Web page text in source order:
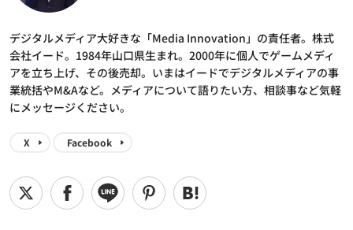
デジタルメディア大好きな「Media Innovation」の責任者。株式
会社イード。1984年山口県生まれ。2000年に個人でゲームメディ
アを立ち上げ、その後売却。いまはイードでデジタルメディアの事
業統括やM&Aなど。メディアについて語りたい方、相談事など気軽
にメッセージください。
X Facebook